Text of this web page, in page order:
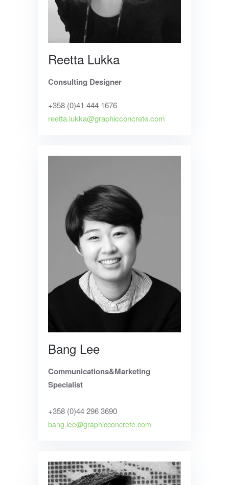
Reetta Lukka
Consulting Designer
+358 (0)41 444 1676
reetta.lukka@graphicconcrete.com
Bang Lee
Communications&Marketing
Specialist
+358 (0)44 296 3690
bang.lee@graphicconcrete.com